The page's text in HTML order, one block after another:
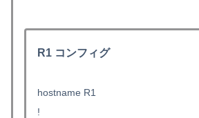
R1 コンフィグ
hostname R1
!